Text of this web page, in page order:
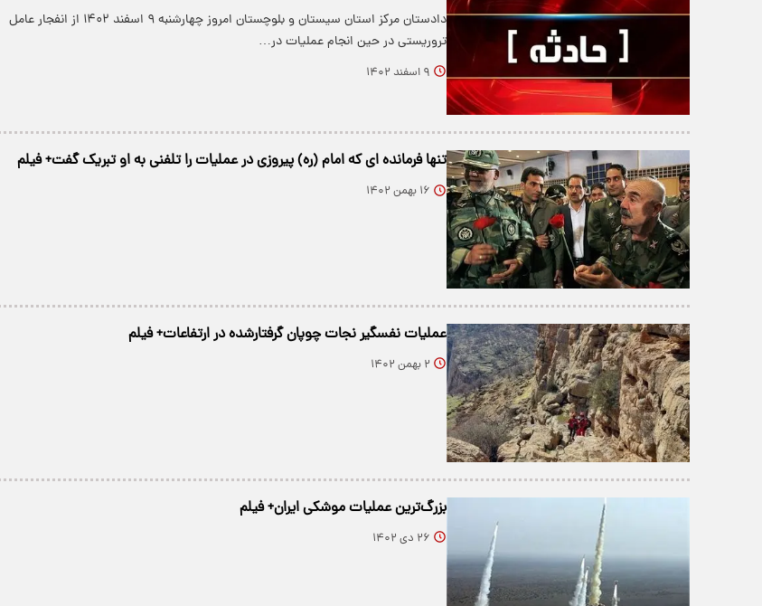
دادستان مرکز استان سیستان و بلوچستان امروز چهارشنبه ۹ اسفند ۱۴۰۲ از انفجار عامل
تروریستی در حین انجام عملیات در…
۹ اسفند ۱۴۰۲
تنها فرمانده ای که امام (ره) پیروزی در عملیات را تلفنی به او تبریک گفت+ فیلم
۱۶ بهمن ۱۴۰۲
عملیات نفسگیر نجات چوپان گرفتارشده در ارتفاعات+ فیلم
۲ بهمن ۱۴۰۲
بزرگ‌ترین عملیات موشکی ایران+ فیلم
۲۶ دی ۱۴۰۲